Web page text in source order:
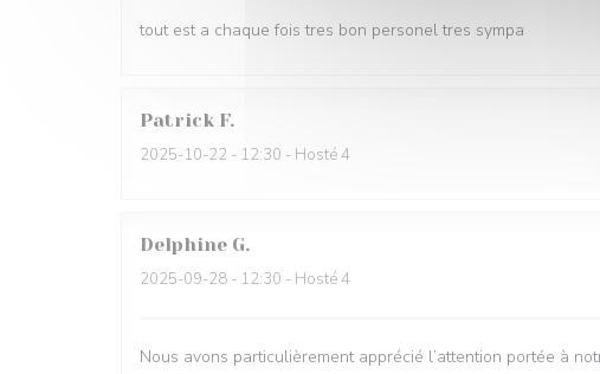
tout est a chaque fois tres bon personel tres sympa
Patrick F
2025-10-22 - 12:30 - Hosté 4
Delphine G
2025-09-28 - 12:30 - Hosté 4
Nous avons particulièrement apprécié l’attention portée à